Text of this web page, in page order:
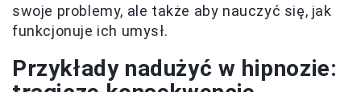
swoje problemy, ale także aby nauczyć się, jak
funkcjonuje ich umysł.
Przykłady nadużyć w hipnozie: